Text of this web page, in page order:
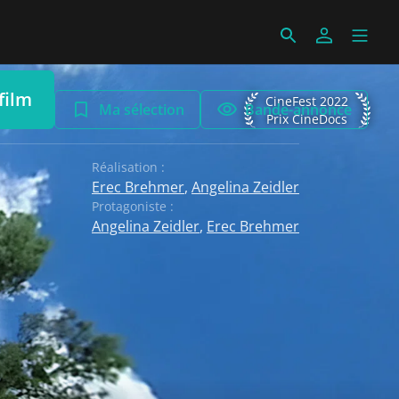
CineFest 2022 Prix
CineFest 2022
Prix CineDocs
Ma sélection Bande-annonce
Réalisation :
Erec Brehmer, Angelina Zeidler
Protagoniste :
Angelina Zeidler, Erec Brehmer